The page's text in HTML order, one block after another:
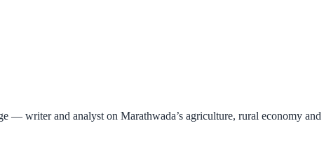
— writer and analyst on Marathwada’s agriculture, rural economy and